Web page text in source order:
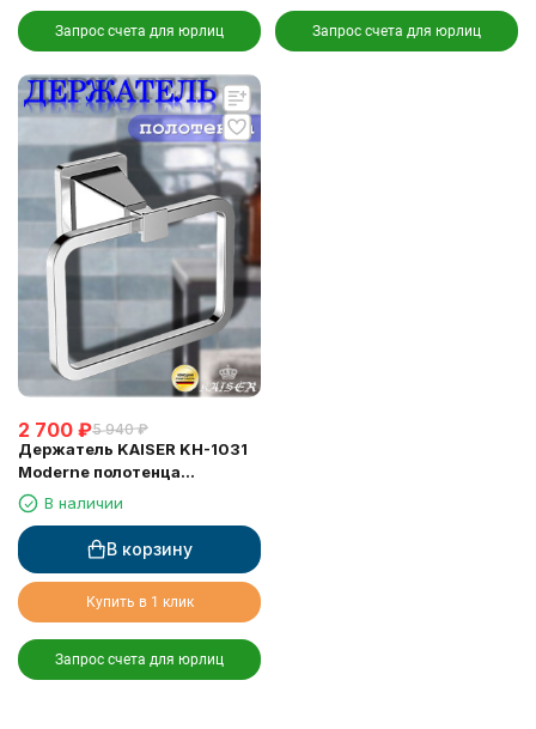
Запрос счета для юрлиц Запрос счета для юрлиц
2 700 ₽5 940 ₽
Держатель KAISER KH-1031
Moderne полотенца
(прямоугольный)
В наличии
В корзину
Купить в 1 клик
Запрос счета для юрлиц